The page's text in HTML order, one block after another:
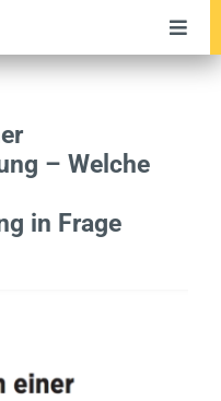
– Welche
in Frage